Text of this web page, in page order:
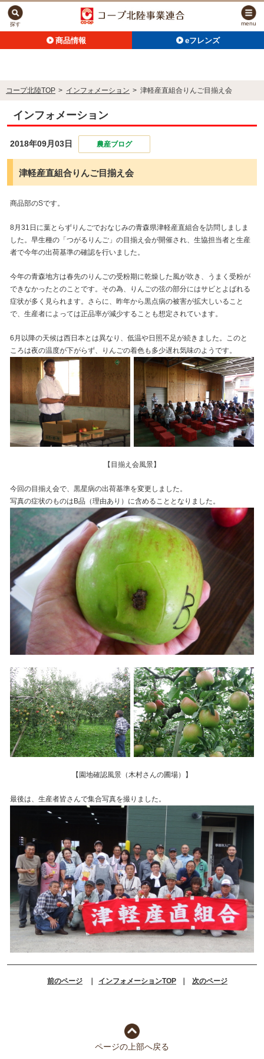
商品情報 eフレンズ
探す menu
コープ北陸TOP > インフォメーション > 津軽産直組合りんご目揃え会
インフォメーション
2018年09月03日 農産ブログ
津軽産直組合りんご目揃え会
商品部のSです。
8月31日に葉とらずりんごでおなじみの青森県津軽産直組合を訪問しましま
した。早生種の「つがるりんご」の目揃え会が開催され、生協担当者と生産
者で今年の出荷基準の確認を行いました。
今年の青森地方は春先のりんごの受粉期に乾燥した風が吹き、うまく受粉が
できなかったとのことです。その為、りんごの弦の部分にはサビとよばれる
症状が多く見られます。さらに、昨年から黒点病の被害が拡大しいること
で、生産者によっては正品率が減少することも想定されています。
6月以降の天候は西日本とは異なり、低温や日照不足が続きました。このと
ころは夜の温度が下がらず、りんごの着色も多少遅れ気味のようです。
【目揃え会風景】
今回の目揃え会で、黒星病の出荷基準を変更しました。
写真の症状のものはB品（理由あり）に含めることとなりました。
【園地確認風景（木村さんの圃場）】
最後は、生産者皆さんで集合写真を撮りました。
前のページ ｜ インフォメーションTOP ｜ 次のページ
ページの上部へ戻る